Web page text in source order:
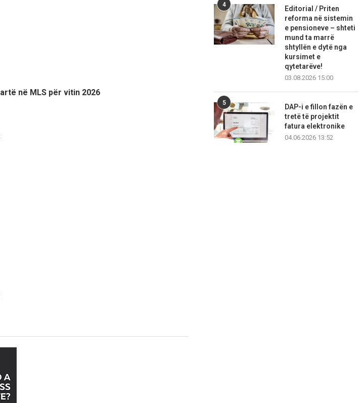
në MLS për vitin 2026
4
Editorial / Priten
reforma në sistemin
e pensioneve – shteti
mund ta marrë
shtyllën e dytë nga
kursimet e
qytetarëve!
03.08.2026 15:00
5
DAP-i e fillon fazën e
tretë të projektit
fatura elektronike
04.06.2026 13:52